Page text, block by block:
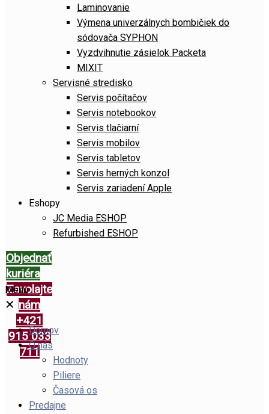
Laminovanie
Výmena univerzálnych bombičiek do
sódovača SYPHON
Vyzdvihnutie zásielok Packeta
MIXIT
Servisné stredisko
Servis počítačov
Servis notebookov
Servis tlačiarní
Servis mobilov
Servis tabletov
Servis herných konzol
Servis zariadení Apple
Eshopy
JC Media ESHOP
Refurbished ESHOP
Objednať
kuriéra
Zavolajte
nám
+421
915 033
711
Menu
✕
Domov
O nás
Hodnoty
Piliere
Časová os
Predajne